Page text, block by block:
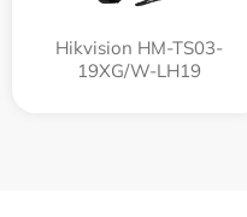
Hikvision HM-TS03-
19XG/W-LH19